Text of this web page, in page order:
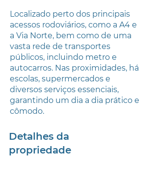
Localizado perto dos principais
acessos rodoviários, como a A4 e
a Via Norte, bem como de uma
vasta rede de transportes
públicos, incluindo metro e
autocarros. Nas proximidades, há
escolas, supermercados e
diversos serviços essenciais,
garantindo um dia a dia prático e
cômodo.
Detalhes da
propriedade